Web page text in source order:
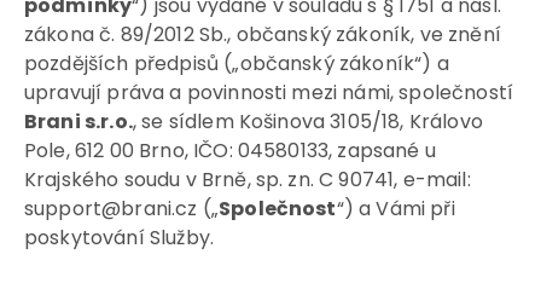
zákona č. 89/2012 Sb., občanský zákoník, ve znění
pozdějších předpisů („občanský zákoník“) a
upravují práva a povinnosti mezi námi, společností
Brani s.r.o., se sídlem Košinova 3105/18, Královo
Pole, 612 00 Brno, IČO: 04580133, zapsané u
Krajského soudu v Brně, sp. zn. C 90741, e-mail:
support@brani.cz („Společnost“) a Vámi při
poskytování Služby.